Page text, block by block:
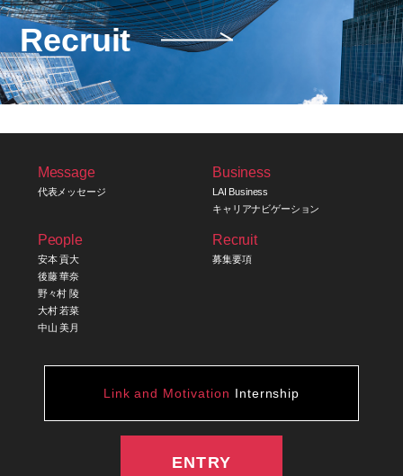
Recruit
Message
代表メッセージ
Business
LAI Business
キャリアナビゲーション
People
安本 貢大
後藤 華奈
野々村 陵
大村 若菜
中山 美月
Recruit
募集要項
Link and Motivation Internship
ENTRY